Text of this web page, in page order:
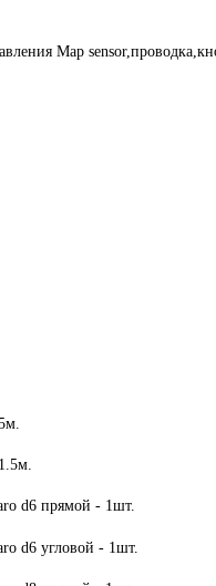
Мар
d6 прямой - 1шт.
d6 угловой - 1шт.